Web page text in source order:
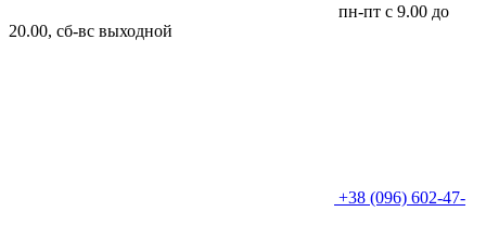
пн-пт с 9.00 до
20.00, сб-вс выходной
+38 (096) 602-47-